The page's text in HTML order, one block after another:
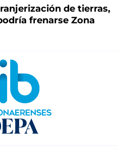
de tierras,
frenarse Zona